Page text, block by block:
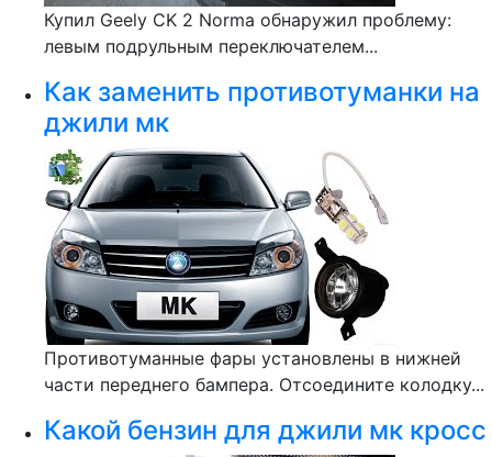
Купил Geely CK 2 Norma обнаружил проблему:
левым подрульным переключателем...
Как заменить противотуманки на
джили мк
Противотуманные фары установлены в нижней
части переднего бампера. Отсоедините колодку...
Какой бензин для джили мк кросс